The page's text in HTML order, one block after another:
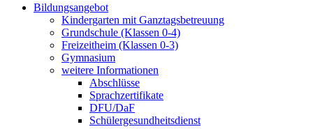
Bildungsangebot
Kindergarten mit Ganztagsbetreuung
Grundschule (Klassen 0-4)
Freizeitheim (Klassen 0-3)
Gymnasium
weitere Informationen
Abschlüsse
Sprachzertifikate
DFU/DaF
Schülergesundheitsdienst